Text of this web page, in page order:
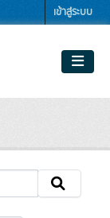
เข้าสู่ระบบ